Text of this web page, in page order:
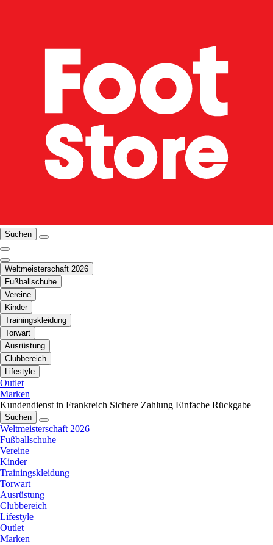
Suchen
Weltmeisterschaft 2026
Fußballschuhe
Vereine
Kinder
Trainingskleidung
Torwart
Ausrüstung
Clubbereich
Lifestyle
Outlet
Marken
Kundendienst in Frankreich Sichere Zahlung Einfache Rückgabe
Suchen
Weltmeisterschaft 2026
Fußballschuhe
Vereine
Kinder
Trainingskleidung
Torwart
Ausrüstung
Clubbereich
Lifestyle
Outlet
Marken